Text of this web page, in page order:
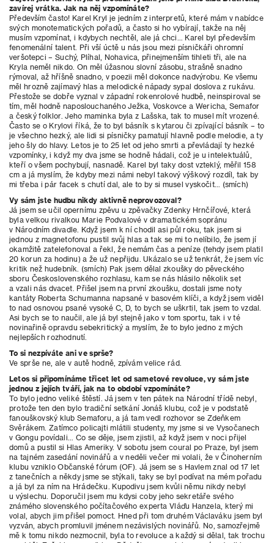
zavírej vrátka. Jak na něj vzpomínáte?
Především často! Karel Kryl je jedním z interpretů, které mám v nabídce
svých monotematických pořadů, a často si ho vybírají, takže na něj
musím vzpomínat, i kdybych nechtěl, ale já chci… Karel byl především
fenomenální talent. Při vší úctě u nás jsou mezi písničkáři ohromní
veršotepci – Suchý, Plíhal, Nohavica, přinejmenším tihleti tři, ale na
Kryla neměl nikdo. On měl úžasnou slovní zásobu, strašně snadno
rýmoval, až hříšně snadno, v poezii měl dokonce nadvýrobu. Ke všemu
měl hrozně zajímavý hlas a melodické nápady sypal doslova z rukávu.
Přestože se dobře vyznal v západní rokenrolové hudbě, neinspiroval se
tím, měl hodně naposlouchaného Ježka, Voskovce a Wericha, Semafor
a český folklor. Jeho maminka byla z Lašska, tak to musel mít vrozené.
Často se o Krylovi říká, že to byl básník s kytarou či zpívající básník – to
je všechno hezký, ale lidi si písničky pamatují hlavně podle melodie, a ty
jeho šly do hlavy. Letos je to 25 let od jeho smrti a převládají ty hezké
vzpomínky, ikdyž my dva jsme se hodně hádali, což je u intelektuálů,
kteří o všem pochybují, nasnadě. Karel byl taky dost vzteklý, měřil 158
cm a já myslím, že kdyby mezi námi nebyl takový výškový rozdíl, tak by
mi třeba i pár facek s chutí dal, ale to by si musel vyskočit… (smích)
Vy sám jste hudbu nikdy aktivně neprovozoval?
Já jsem se učil opernímu zpěvu u zpěvačky Zdenky Hrnčířové, která
byla velkou rivalkou Marie Podvalové v dramatickém sopránu
v Národním divadle. Když jsem k ní chodil asi půl roku, tak jsem si
jednou z magnetofonu pustil svůj hlas a tak se mi to nelíbilo, že jsem jí
okamžitě zatelefonoval a řekl, že nemám čas a peníze (tehdy jsem platil
20 korun za hodinu) aže už nepřijdu. Ukázalo se už tenkrát, že jsem víc
kritik než hudebník. (smích) Pak jsem dělal zkoušky do pěveckého
sboru Československého rozhlasu, kam se nás hlásilo několik set
a vzali nás dvacet. Přišel jsem na první zkoušku, dostali jsme noty
kantáty Roberta Schumanna napsané v basovém klíči, a když jsem viděl
to nad osnovou psané vysoké C, D, to bych se uškrtil, tak jsem to vzdal.
Asi bych se to naučil, ale já byl stejně jako v tom sportu, tak i v té
novinařině opravdu sebekritický a myslím, že to bylo jedno z mých
nejlepších rozhodnutí.
To si nezpíváte ani ve sprše?
Ve sprše ne, ale v autě hodně, zpívám velice rád.
Letos si připomínáme třicet let od sametové revoluce, vy sám jste
jednou z jejích tváří, jak na to období vzpomínáte?
To bylo jedno veliké štěstí. Já jsem v ten pátek na Národní třídě nebyl,
protože ten den bylo tradiční setkání Jonáš klubu, což je v podstatě
fanouškovský klub Semaforu, a já tam vedl rozhovor se Zdeňkem
Svěrákem. Zatímco policajti mlátili studenty, my jsme si ve Vysočanech
v Gongu povídali… Co se děje, jsem zjistil, až když jsem v noci přijel
domů a pustil si Hlas Ameriky. V sobotu jsem coural po Praze, byl jsem
na tajném zasedání novinářů a v neděli večer mi volali, že v Činoherním
klubu vzniklo Občanské fórum (OF). Já jsem se s Havlem znal od 17 let
z tanečních a někdy jsme se stýkali, taky se byl podívat na mém pořadu
a já byl za ním na Hrádečku. Kupodivu jsem kvůli němu nikdy nebyl
u výslechu. Doporučil jsem mu kdysi coby jeho sekretáře svého
známého slovenského počítačového experta Vláďu Hanzela, který mi
volal, abych jim přišel pomoct. Hned při tom druhém Václaváku jsem byl
vyzván, abych promluvil jménem nezávislých novinářů. No, samozřejmě
mě k tomu nikdo nezmocnil, byla to revoluce a každý si dělal, tak trochu